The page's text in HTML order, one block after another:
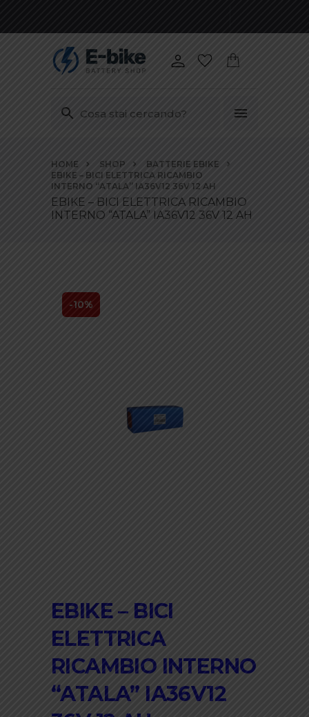
contenuti
HOME SHOP
BATTERIE EBIKE
EBIKE – BICI ELETTRICA RICAMBIO
INTERNO “ATALA” IA36V12 36V 12 AH
EBIKE – BICI ELETTRICA RICAMBIO
INTERNO “ATALA” IA36V12 36V 12 AH
-10%
EBIKE – BICI
ELETTRICA
RICAMBIO INTERNO
“ATALA” IA36V12